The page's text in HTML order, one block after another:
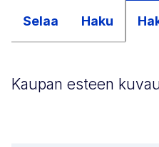
Selaa Haku
Kaupan esteen